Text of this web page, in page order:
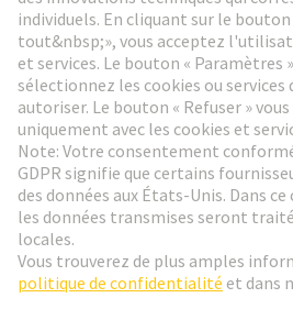
Aller à l'inscription
Social Media
France Français